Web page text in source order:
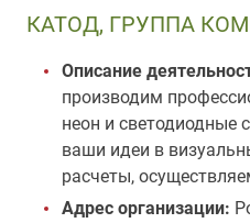
КАТОД, ГРУППА
Описание
производим
неон и светодиодные
ваши идеи в
расчеты,
Адрес организации: